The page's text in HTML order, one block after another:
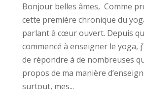
Bonjour belles âmes, Comme
cette première chronique du
parlant à cœur ouvert. Depuis
commencé à enseigner le yoga,
de répondre à de nombreuses
propos de ma manière
surtout, mes...